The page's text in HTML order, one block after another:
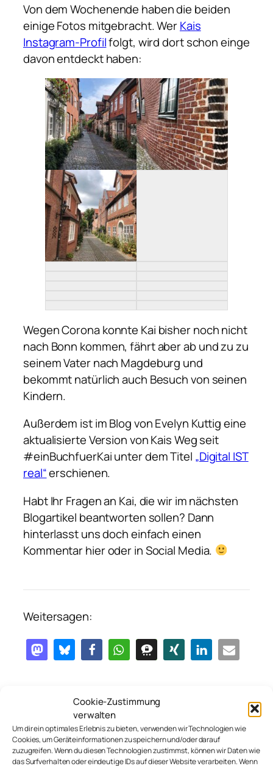
Cookie-Zustimmung
verwalten
Um dir ein optimales Erlebnis zu bieten, verwenden wir Technologien wie
Cookies, um Geräteinformationen zu speichern und/oder darauf
zuzugreifen. Wenn du diesen Technologien zustimmst, können wir Daten wie
das Surfverhalten oder eindeutige IDs auf dieser Website verarbeiten. Wenn
Von dem Wochenende haben die beiden
einige Fotos mitgebracht. WerKais
Instagram-Profilfolgt, wird dort schon einge
davon entdeckt haben:
Wegen Corona konnte Kai bisher noch nicht
nach Bonn kommen, fährt aber ab und zu zu
seinem Vater nach Magdeburg und
bekommt natürlich auch Besuch von seinen
Kindern.
Außerdem ist im Blog von Evelyn Kuttig eine
aktualisierte Version von Kais Weg seit
#einBuchfuerKai unter dem Titel „Digital IST
real“erschienen.
Habt Ihr Fragen an Kai, die wir im nächsten
Blogartikel beantworten sollen? Dann
hinterlasst uns doch einfach einen
Kommentar hier oder in Social Media.
Weitersagen:
Dieser Beitrag wurde veröffentlicht von
Annette Schwindt
macht beruflich was mit
Kommunikation. Seit Anfang